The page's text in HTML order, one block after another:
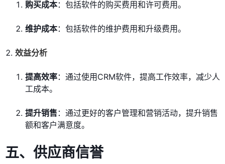
购买成本：包括软件的购买费用和许可费用。
维护成本：包括软件的维护费用和升级费用。
效益分析
提高效率：通过使用CRM软件，提高工作效率，减少人
工成本。
提升销售 ：通过更好的客户管理和营销活动，提升销售
额和客户满意度。
五、 供应商信誉